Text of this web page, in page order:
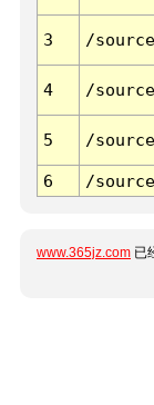
3 /
4 /
5 /
6 /
www.365jz.com 已